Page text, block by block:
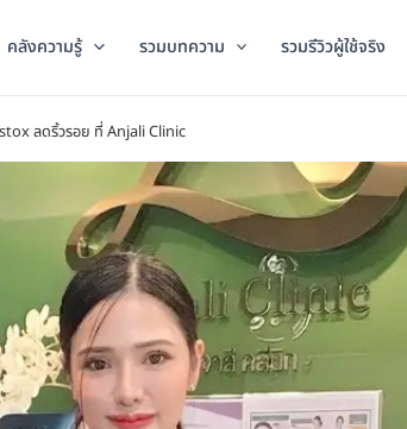
คลังความรู้ รวมบทความ รวมรีวิวผู้ใช้จริง
ลดริ้วรอย ที่ Anjali Clinic